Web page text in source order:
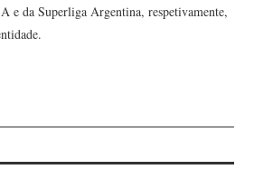
e da Superliga Argentina, respetivamente,